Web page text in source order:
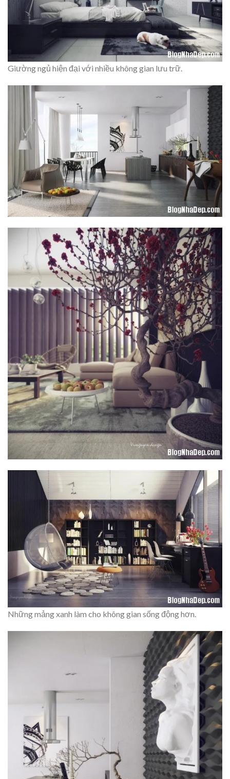
Giường ngủ hiện đại với nhiều không gian lưu trữ.
Những mảng xanh làm cho không gian sống động hơn.